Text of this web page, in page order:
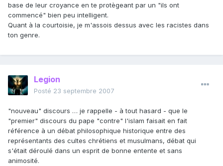
base de leur croyance en te protègeant par un "ils ont
commencé" bien peu intelligent.
Quant à la courtoisie, je m'assois dessus avec les racistes dans
ton genre.
Legion
Posté 23 septembre 2007
"nouveau" discours … je rappelle - à tout hasard - que le
"premier" discours du pape "contre" l'islam faisait en fait
référence à un débat philosophique historique entre des
représentants des cultes chrétiens et musulmans, débat qui
s'était déroulé dans un esprit de bonne entente et sans
animosité.